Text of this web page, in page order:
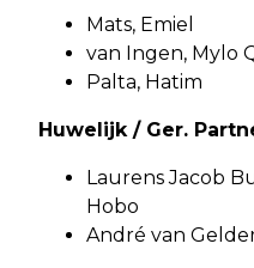
Mats, Emiel
van Ingen, Mylo
Palta, Hatim
Huwelijk / Ger.
Laurens Jacob
Hobo
André van